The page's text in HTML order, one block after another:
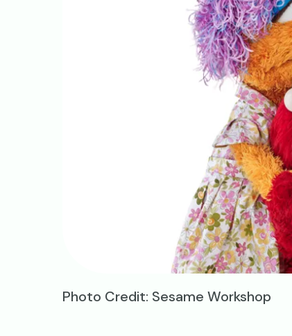
Photo Credit: Sesame Workshop